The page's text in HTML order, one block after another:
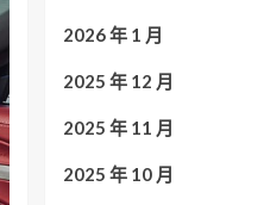
2026 年 1 月
2025 年 12 月
2025 年 11 月
2025 年 10 月